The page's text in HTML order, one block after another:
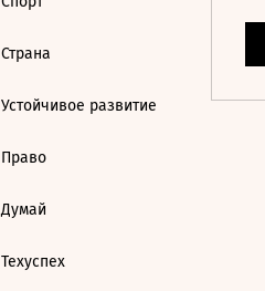
Страна
Устойчивое развитие
Право
Думай
Техуспех